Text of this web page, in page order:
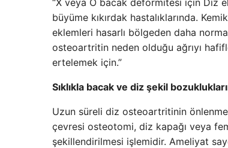
“X veya O bacak deformitesi için Diz
büyüme kıkırdak hastalıklarında.
eklemleri hasarlı bölgeden daha
osteoartritin neden olduğu ağrıyı
ertelemek için.”
Sıklıkla bacak ve diz şekil
Uzun süreli diz osteoartritinin
çevresi osteotomi, diz kapağı veya
şekillendirilmesi işlemidir. Ameliyat